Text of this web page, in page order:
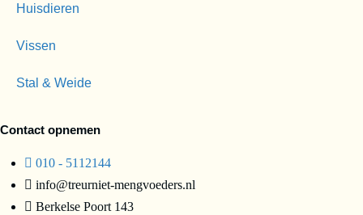
Huisdieren
Vissen
Stal & Weide
Contact opnemen
010 - 5112144
info@treurniet-mengvoeders.nl
Berkelse Poort 143